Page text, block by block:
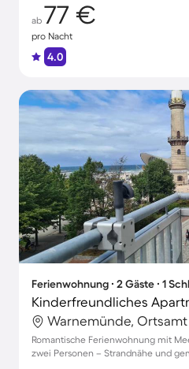
ab 77 €
pro Nacht
4.0
Ferienwohnung ∙ 2 Gäste ∙ 1
Warnemünde,
Romantische Ferienwohnung mit
zwei Personen – Strandnähe und